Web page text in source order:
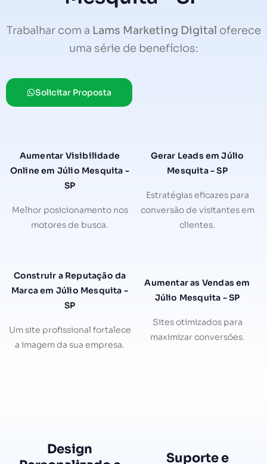
Trabalhar com a Lams Marketing Digital oferece
uma série de benefícios:
Solicitar Proposta
Aumentar Visibilidade
Online em Júlio Mesquita -
SP
Melhor posicionamento nos
motores de busca.
Gerar Leads em Júlio
Mesquita - SP
Estratégias eficazes para
conversão de visitantes em
clientes.
Construir a Reputação da
Marca em Júlio Mesquita -
SP
Um site profissional fortalece
a imagem da sua empresa.
Aumentar as Vendas em
Júlio Mesquita - SP
Sites otimizados para
maximizar conversões.
Design
Suporte e